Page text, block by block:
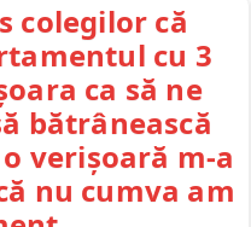
colegilor că
cu 3
ca să ne
bătrânească
verișoară m-a
nu cumva am